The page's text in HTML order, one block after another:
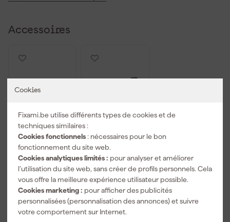
Cookies
Fixami.be utilise différents types de cookies et de
techniques similaires :
Cookies fonctionnels : nécessaires pour le bon
fonctionnement du site web.
Cookies analytiques limités : pour analyser et améliorer
l’utilisation du site web, sans créer de profils personnels. Cela
vous offre la meilleure expérience utilisateur possible.
Cookies marketing : pour afficher des publicités
personnalisées (personnalisation des annonces) et suivre
votre comportement sur Internet.
Accessoires
Milwaukee
4932471724 -
Caisse
PACKOUT -
389 x 475 251
mm
Livré demain
Milwaukee
4932471638
Plateau de
montage pour
Packout - 600
x 470 x 30
mm
Livré demain